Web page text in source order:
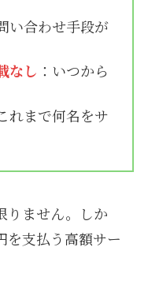
い合わせ手段が
なし ：いつから
れまで何名をサ
りません。しか
を支払う高額サー